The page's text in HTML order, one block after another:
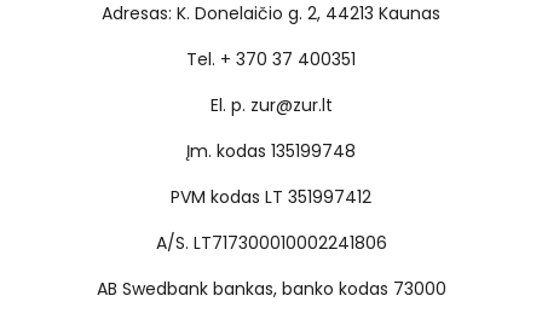
Adresas: K. Donelaičio g. 2, 44213 Kaunas
Tel. + 370 37 400351
El. p. zur@zur.lt
Įm. kodas 135199748
PVM kodas LT 351997412
A/S. LT717300010002241806
AB Swedbank bankas, banko kodas 73000